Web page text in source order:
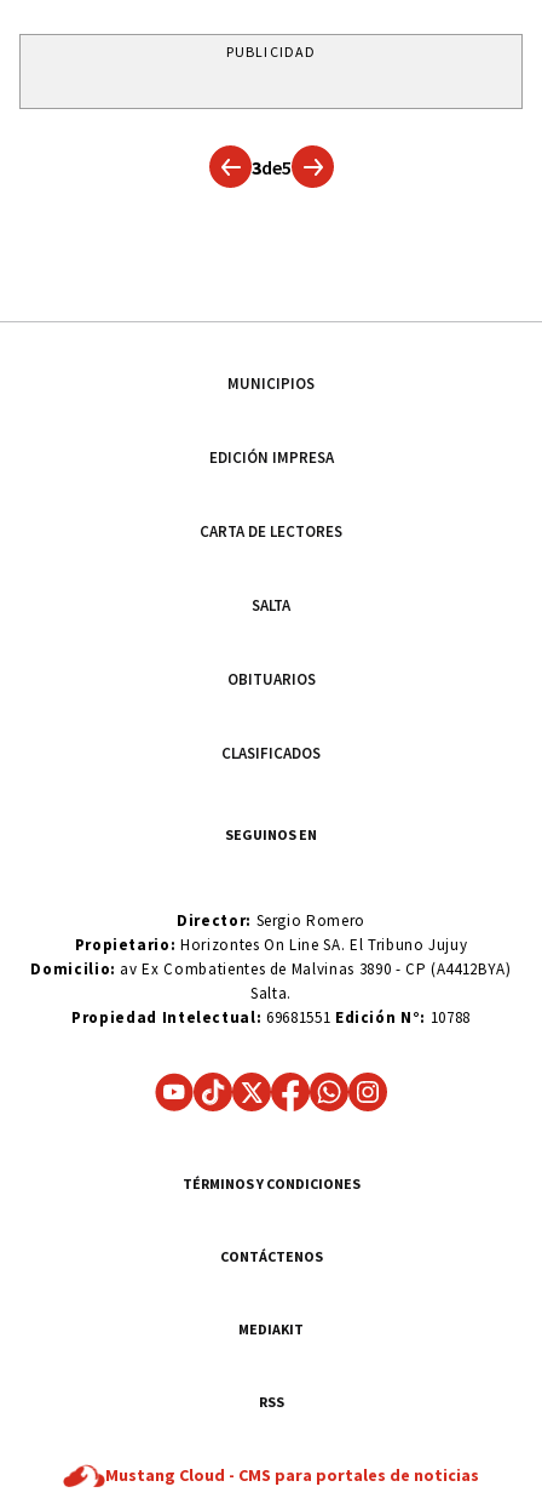
PUBLICIDAD
3de5
MUNICIPIOS
EDICIÓN IMPRESA
CARTA DE LECTORES
SALTA
OBITUARIOS
CLASIFICADOS
SEGUINOS EN
Director: Sergio Romero
Propietario:Horizontes On Line SA. El Tribuno Jujuy
Domicilio: av Ex Combatientes de Malvinas 3890 - CP (A4412BYA)
Salta.
Propiedad Intelectual: 69681551 Edición N°: 10788
TÉRMINOS Y CONDICIONES
CONTÁCTENOS
MEDIAKIT
RSS
Mustang Cloud - CMS para portales de noticias